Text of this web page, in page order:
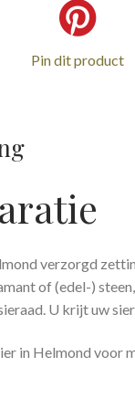
Pin dit product
verzorgd
of (edel-)
U krijt uw
in Helmond voor